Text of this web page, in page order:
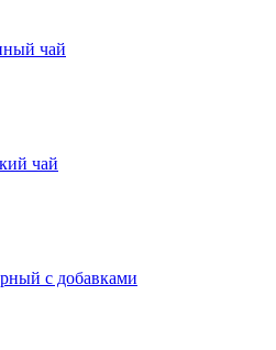
чай
чай
с добавками